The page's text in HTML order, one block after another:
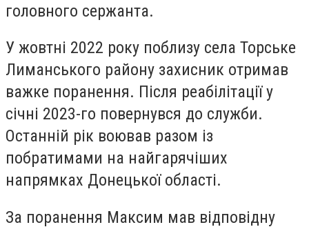
головного сержанта.
У жовтні 2022 року поблизу села Торське
Лиманського району захисник отримав
важке поранення. Після реабілітації у
січні 2023-го повернувся до служби.
Останній рік воював разом із
побратимами на найгарячіших
напрямках Донецької області.
За поранення Максим мав відповідну